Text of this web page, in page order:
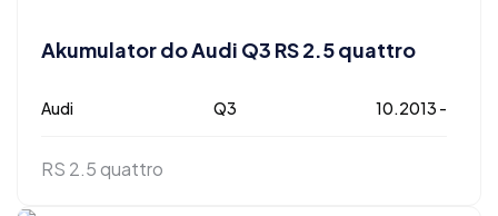
Akumulator do Audi Q3 RS 2.5 quattro
Audi Q3 10.2013 -
RS 2.5 quattro